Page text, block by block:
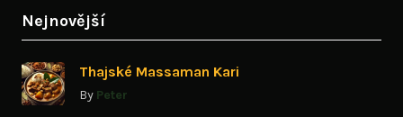
Nejnovější
Thajské Massaman Kari
By Peter